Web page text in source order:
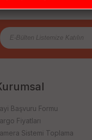
Başvuru Formu
Fiyatları
Sistemi Toplama